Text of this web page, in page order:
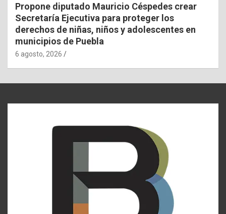
Propone diputado Mauricio Céspedes crear
Secretaría Ejecutiva para proteger los
derechos de niñas, niños y adolescentes en
municipios de Puebla
6 agosto, 2026